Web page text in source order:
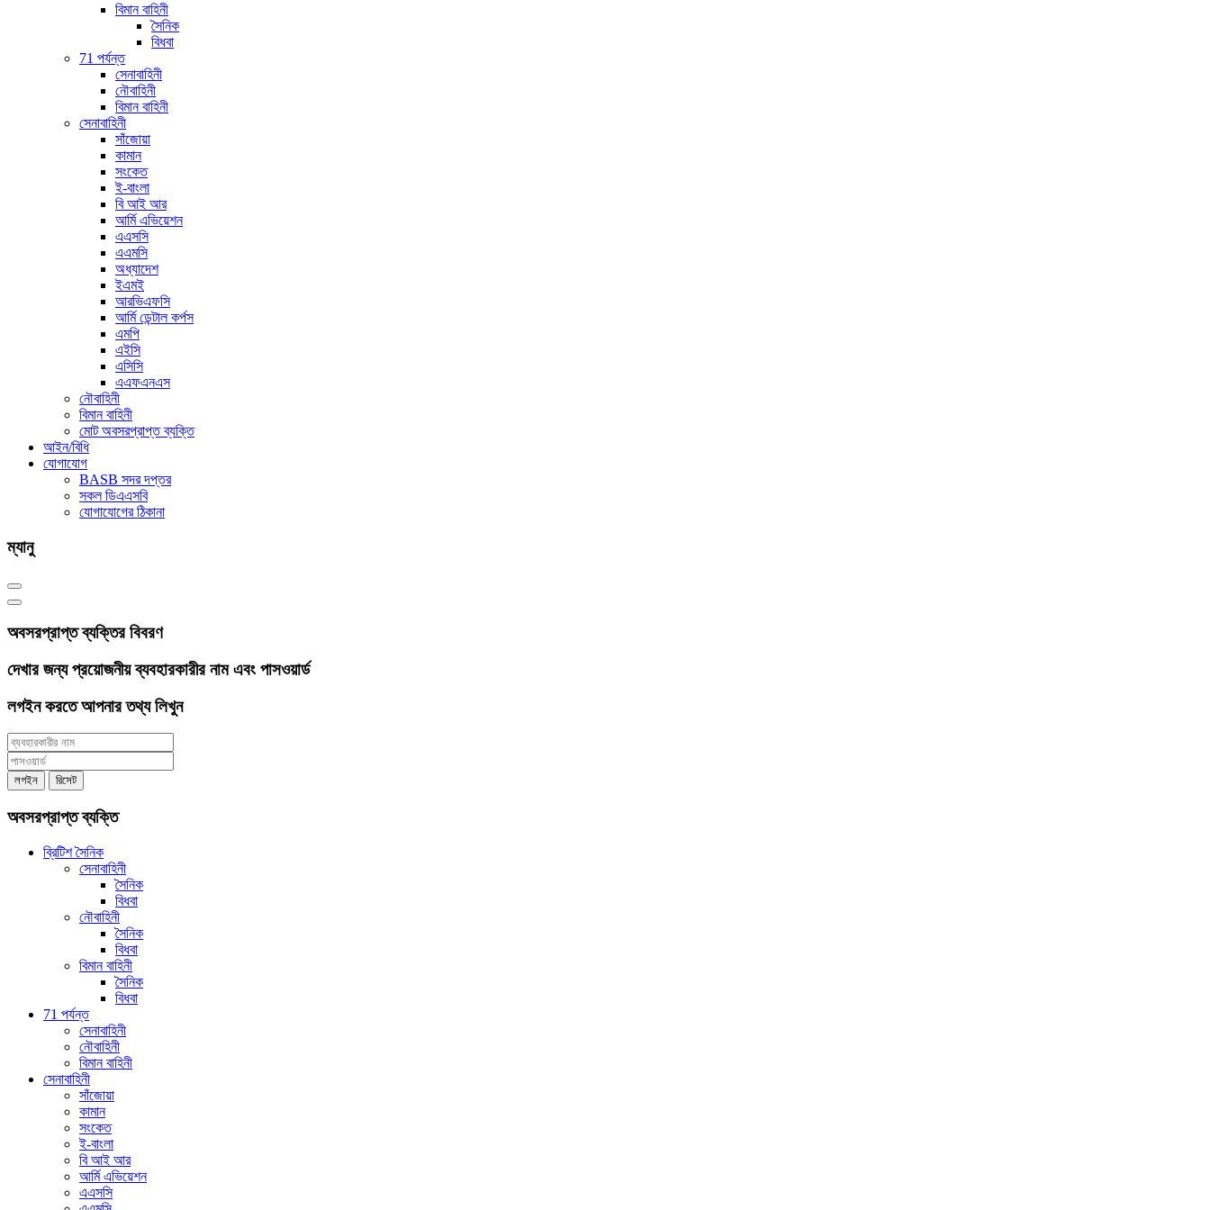
বিমান বাহিনী
সৈনিক
বিধবা
71 পর্যন্ত
সেনাবাহিনী
নৌবাহিনী
বিমান বাহিনী
সেনাবাহিনী
সাঁজোয়া
কামান
সংকেত
ই-বাংলা
বি আই আর
আর্মি এভিয়েশন
এএসসি
এএমসি
অধ্যাদেশ
ইএমই
আরভিএফসি
আর্মি ডেন্টাল কর্পস
এমপি
এইসি
এসিসি
এএফএনএস
নৌবাহিনী
বিমান বাহিনী
মোট অবসরপ্রাপ্ত ব্যক্তি
আইন/বিধি
যোগাযোগ
BASB সদর দপ্তর
সকল ডিএএসবি
যোগাযোগের ঠিকানা
ম্যানু
অবসরপ্রাপ্ত ব্যক্তির বিবরণ
দেখার জন্য প্রয়োজনীয় ব্যবহারকারীর নাম এবং পাসওয়ার্ড
লগইন করতে আপনার তথ্য লিখুন
লগইন রিসেট
অবসরপ্রাপ্ত ব্যক্তি
ব্রিটিশ সৈনিক
সেনাবাহিনী
সৈনিক
বিধবা
নৌবাহিনী
সৈনিক
বিধবা
বিমান বাহিনী
সৈনিক
বিধবা
71 পর্যন্ত
সেনাবাহিনী
নৌবাহিনী
বিমান বাহিনী
সেনাবাহিনী
সাঁজোয়া
কামান
সংকেত
ই-বাংলা
বি আই আর
আর্মি এভিয়েশন
এএসসি